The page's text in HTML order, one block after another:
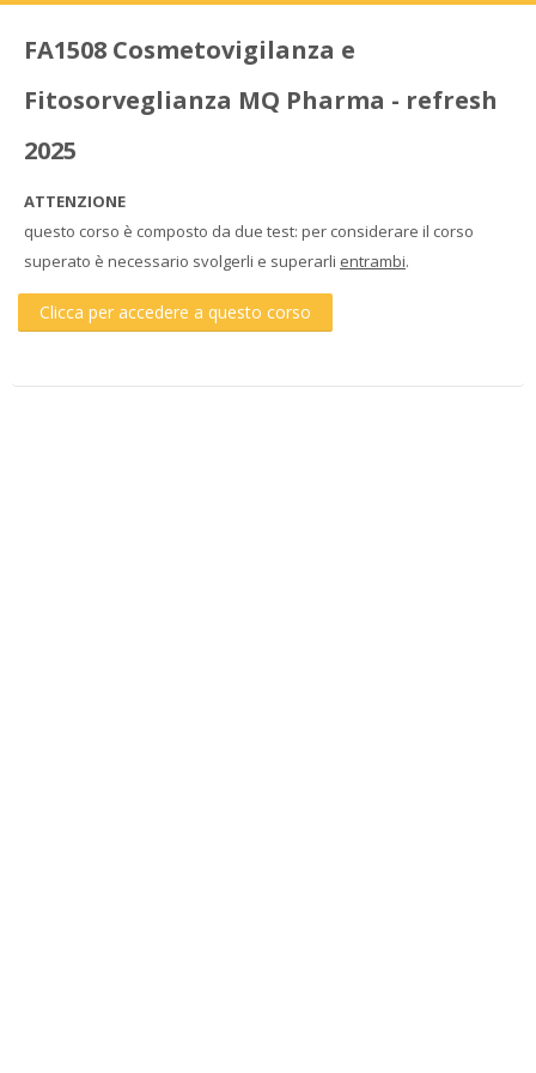
FA1508 Cosmetovigilanza e
Fitosorveglianza MQ Pharma - refresh
2025
ATTENZIONE
questo corso è composto da due test: per considerare il corso
superato è necessario svolgerli e superarli entrambi.
Clicca per accedere a questo corso